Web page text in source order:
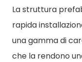
La struttura
rapida
una gamma di
che la rendono